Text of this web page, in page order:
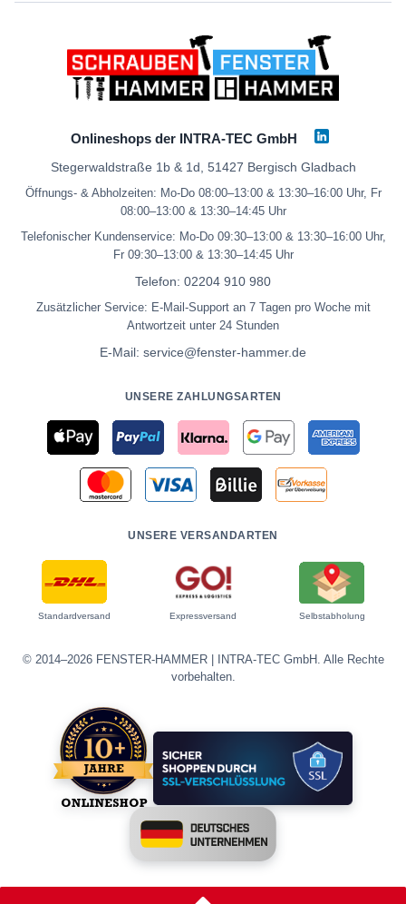
Onlineshops der INTRA-TEC GmbH
Stegerwaldstraße 1b & 1d, 51427 Bergisch Gladbach
Öffnungs- & Abholzeiten: Mo-Do 08:00–13:00 & 13:30–16:00 Uhr, Fr
08:00–13:00 & 13:30–14:45 Uhr
Telefonischer Kundenservice: Mo-Do 09:30–13:00 & 13:30–16:00 Uhr,
Fr 09:30–13:00 & 13:30–14:45 Uhr
Telefon: 02204 910 980
Zusätzlicher Service: E-Mail-Support an 7 Tagen pro Woche mit
Antwortzeit unter 24 Stunden
E-Mail: service@fenster-hammer.de
UNSERE ZAHLUNGSARTEN
UNSERE VERSANDARTEN
Standardversand Expressversand Selbstabholung
© 2014–2026 FENSTER-HAMMER | INTRA-TEC GmbH. Alle Rechte
vorbehalten.